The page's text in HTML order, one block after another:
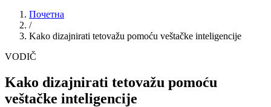
Почетна
/
Kako dizajnirati tetovažu pomoću veštačke inteligencije
VODIČ
Kako dizajnirati tetovažu pomoću
veštačke inteligencije